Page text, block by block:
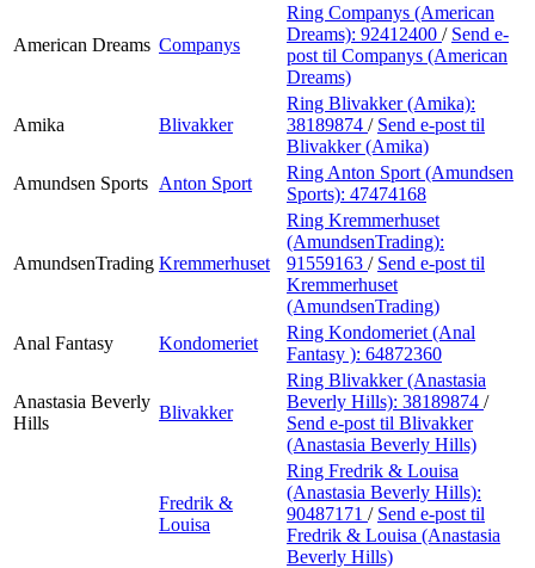
American Dreams Companys
Ring Companys (American
Dreams): 92412400 / Send e-
post til Companys (American
Dreams)
Amika Blivakker
Ring Blivakker (Amika):
38189874 / Send e-post til
Blivakker (Amika)
Amundsen Sports Anton Sport
Ring Anton Sport (Amundsen
Sports): 47474168
AmundsenTrading Kremmerhuset
Ring Kremmerhuset
(AmundsenTrading):
91559163 / Send e-post til
Kremmerhuset
(AmundsenTrading)
Anal Fantasy
Kondomeriet
Ring Kondomeriet (Anal
Fantasy ): 64872360
Anastasia Beverly
Hills
Blivakker
Ring Blivakker (Anastasia
Beverly Hills): 38189874 /
Send e-post til Blivakker
(Anastasia Beverly Hills)
Fredrik &
Louisa
Ring Fredrik & Louisa
(Anastasia Beverly Hills):
90487171 / Send e-post til
Fredrik & Louisa (Anastasia
Beverly Hills)